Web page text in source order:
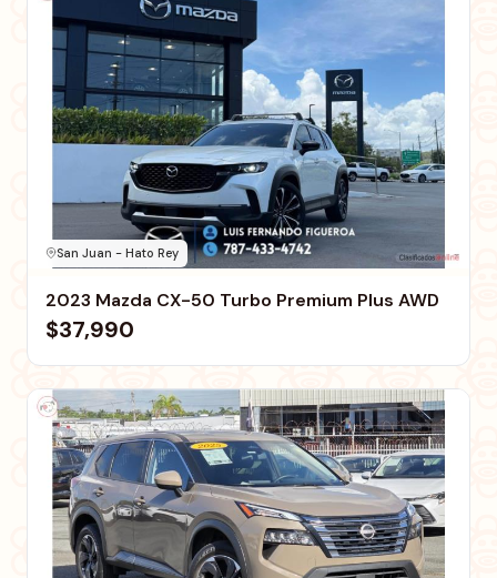
San Juan - Hato Rey
2023 Mazda CX-50 Turbo Premium Plus AWD
$37,990